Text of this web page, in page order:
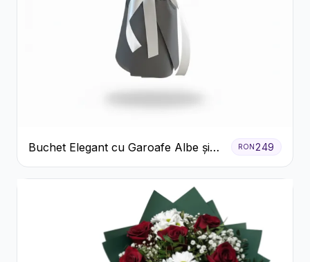
Buchet Elegant cu Garoafe Albe și
Eucalipt
RON 249